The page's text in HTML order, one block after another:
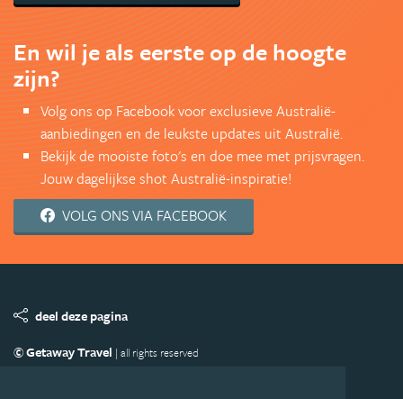
En wil je als eerste op de hoogte
zijn?
Volg ons op Facebook voor exclusieve Australië-
aanbiedingen en de leukste updates uit Australië.
Bekijk de mooiste foto's en doe mee met prijsvragen.
Jouw dagelijkse shot Australië-inspiratie!
VOLG ONS VIA FACEBOOK
deel deze pagina
© Getaway Travel | all rights reserved